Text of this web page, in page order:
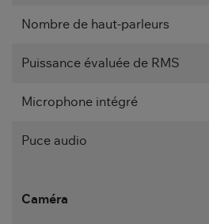
Nombre de haut-parleurs
Puissance évaluée de RMS
Microphone intégré
Puce audio
Caméra